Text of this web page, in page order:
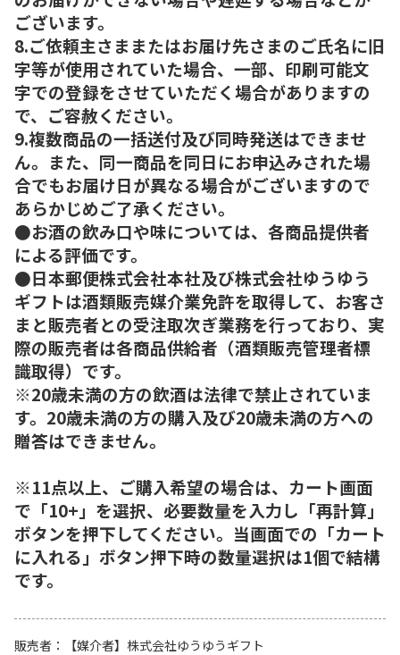
ございます。
8.ご依頼主さままたはお届け先さまのご氏名に旧
字等が使用されていた場合、一部、印刷可能文
字での登録をさせていただく場合がありますの
で、ご容赦ください。
9.複数商品の一括送付及び同時発送はできませ
ん。また、同一商品を同日にお申込みされた場
合でもお届け日が異なる場合がございますので
あらかじめご了承ください。
●お酒の飲み口や味については、各商品提供者
による評価です。
●日本郵便株式会社本社及び株式会社ゆうゆう
ギフトは酒類販売媒介業免許を取得して、お客さ
まと販売者との受注取次ぎ業務を行っており、実
際の販売者は各商品供給者（酒類販売管理者標
識取得）です。
※20歳未満の方の飲酒は法律で禁止されていま
す。20歳未満の方の購入及び20歳未満の方への
贈答はできません。
※11点以上、ご購入希望の場合は、カート画面
で「10+」を選択、必要数量を入力し「再計算」
ボタンを押下してください。当画面での「カート
に入れる」ボタン押下時の数量選択は1個で結構
です。
販売者
【媒介者】株式会社ゆうゆうギフト